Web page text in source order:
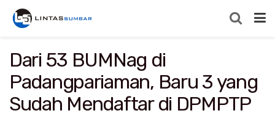
Dari 53 BUMNag di
Padangpariaman, Baru 3 yang
Sudah Mendaftar di DPMPTP